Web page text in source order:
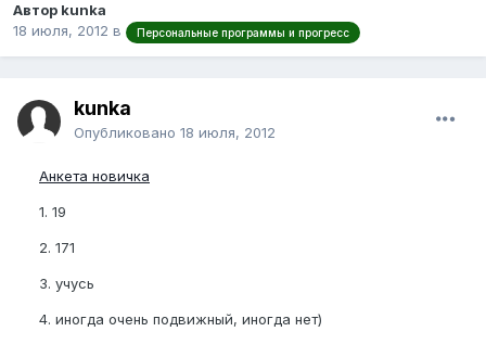
Автор kunka
18 июля, 2012 в Персональные программы и прогресс
kunka
Опубликовано 18 июля, 2012
Анкета новичка
1. 19
2. 171
3. учусь
4. иногда очень подвижный, иногда нет)